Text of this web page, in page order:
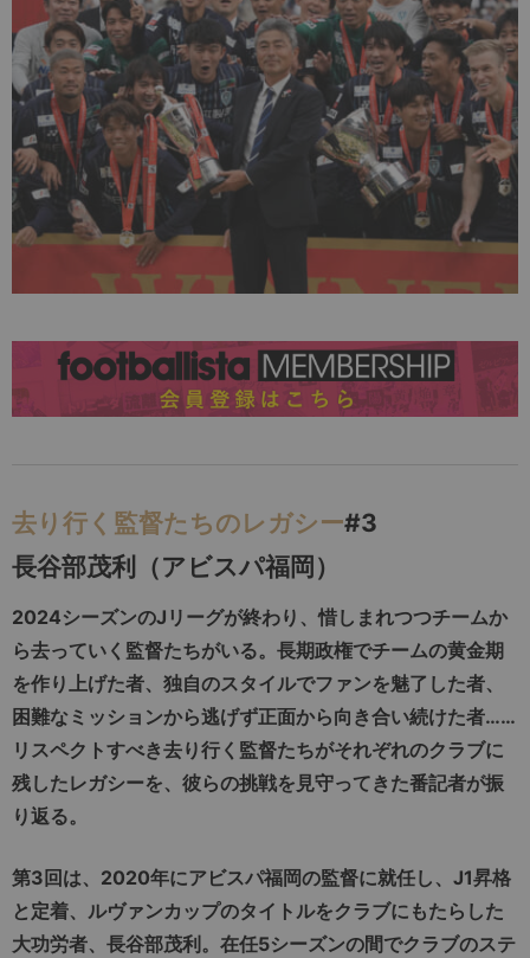
去り行く監督たちのレガシー#3
長谷部茂利（アビスパ福岡）
2024シーズンのJリーグが終わり、惜しまれつつチームか
ら去っていく監督たちがいる。長期政権でチームの黄金期
を作り上げた者、独自のスタイルでファンを魅了した者、
困難なミッションから逃げず正面から向き合い続けた者……
リスペクトすべき去り行く監督たちがそれぞれのクラブに
残したレガシーを、彼らの挑戦を見守ってきた番記者が振
り返る。
第3回は、2020年にアビスパ福岡の監督に就任し、J1昇格
と定着、ルヴァンカップのタイトルをクラブにもたらした
大功労者、長谷部茂利。在任5シーズンの間でクラブのステ